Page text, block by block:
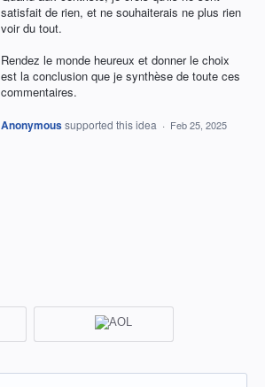
satisfait de rien, et ne souhaiterais ne plus rien
voir du tout.
Rendez le monde heureux et donner le choix
est la conclusion que je synthèse de toute ces
commentaires.
Anonymoussupported this idea · Feb 25, 2025